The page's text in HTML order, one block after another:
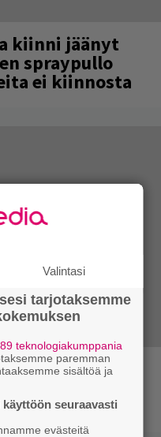
kiinni jäänyt
spraypullo
ei kiinnosta
juhlii
taivaltaan –
Valintasi
tarjotaksemme
89 teknologiakumppania
paremman
sisältöä ja
seuraavasti
evästeitä